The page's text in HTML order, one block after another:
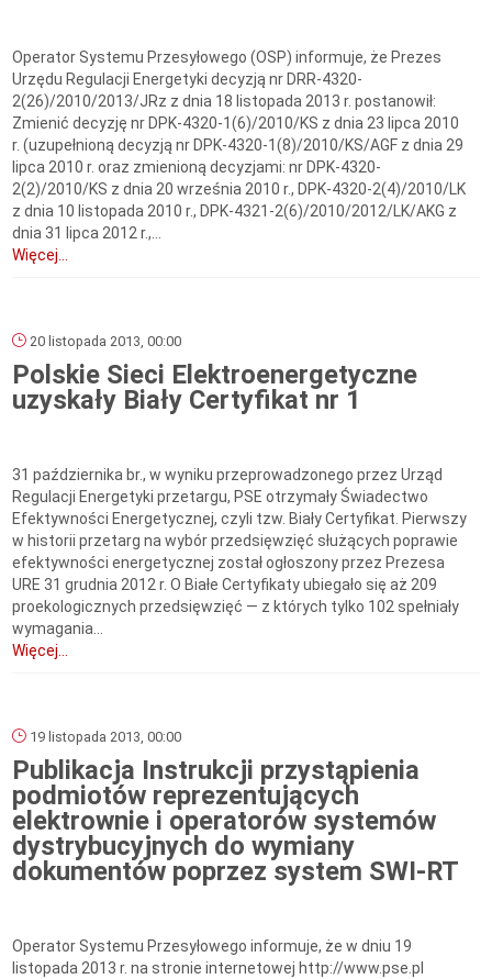
Operator Systemu Przesyłowego (OSP) informuje, że Prezes
Urzędu Regulacji Energetyki decyzją nr DRR-4320-
2(26)/2010/2013/JRz z dnia 18 listopada 2013 r. postanowił:
Zmienić decyzję nr DPK-4320-1(6)/2010/KS z dnia 23 lipca 2010
r. (uzupełnioną decyzją nr DPK-4320-1(8)/2010/KS/AGF z dnia 29
lipca 2010 r. oraz zmienioną decyzjami: nr DPK-4320-
2(2)/2010/KS z dnia 20 września 2010 r., DPK-4320-2(4)/2010/LK
z dnia 10 listopada 2010 r., DPK-4321-2(6)/2010/2012/LK/AKG z
dnia 31 lipca 2012 r.,...
Więcej...
20 listopada 2013, 00:00
Polskie Sieci Elektroenergetyczne
uzyskały Biały Certyfikat nr 1
31 października br., w wyniku przeprowadzonego przez Urząd
Regulacji Energetyki przetargu, PSE otrzymały Świadectwo
Efektywności Energetycznej, czyli tzw. Biały Certyfikat. Pierwszy
w historii przetarg na wybór przedsięwzięć służących poprawie
efektywności energetycznej został ogłoszony przez Prezesa
URE 31 grudnia 2012 r. O Białe Certyfikaty ubiegało się aż 209
proekologicznych przedsięwzięć — z których tylko 102 spełniały
wymagania...
Więcej...
19 listopada 2013, 00:00
Publikacja Instrukcji przystąpienia
podmiotów reprezentujących
elektrownie i operatorów systemów
dystrybucyjnych do wymiany
dokumentów poprzez system SWI-RT
Operator Systemu Przesyłowego informuje, że w dniu 19
listopada 2013 r. na stronie internetowej http://www.pse.pl